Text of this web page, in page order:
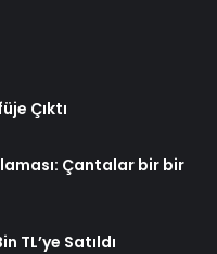
Çıktı
Çantalar bir bir
TL’ye Satıldı